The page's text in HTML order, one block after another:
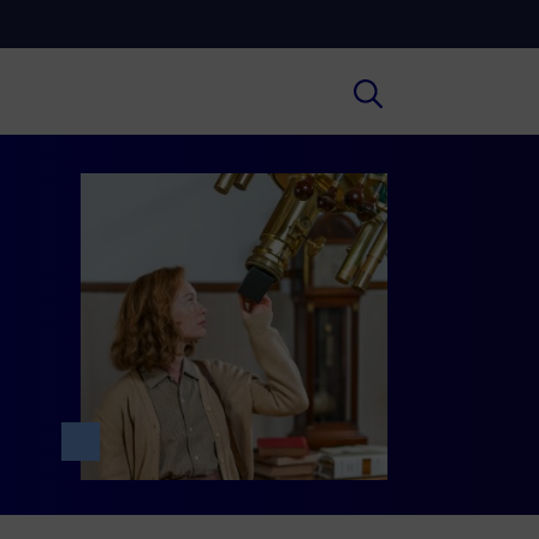
insights on Art, Literature, History
schools, universities,
and adult education.